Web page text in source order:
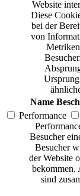
Website
Diese
bei der
von
Name
Performance
Besucher
Besucher
der Website
bekommen.
sind